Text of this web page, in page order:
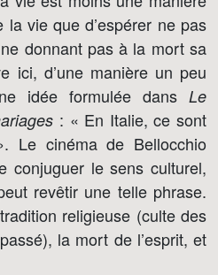
vie que d’espérer ne pas
donnant pas à la mort sa
ici, d’une manière un peu
idée formulée dans Le
: « En Italie, ce sont
Le cinéma de Bellocchio
conjuguer le sens culturel,
revêtir une telle phrase.
religieuse (culte des
la mort de l’esprit, et